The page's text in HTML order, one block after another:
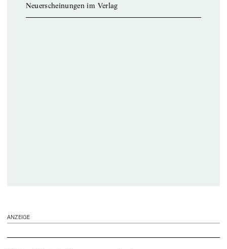
Neuerscheinungen im Verlag
ANZEIGE